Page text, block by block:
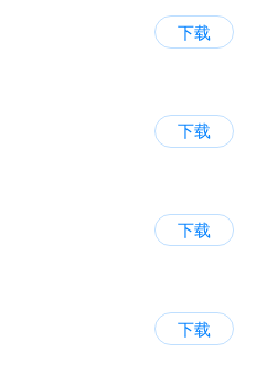
下载
下载
下载
下载